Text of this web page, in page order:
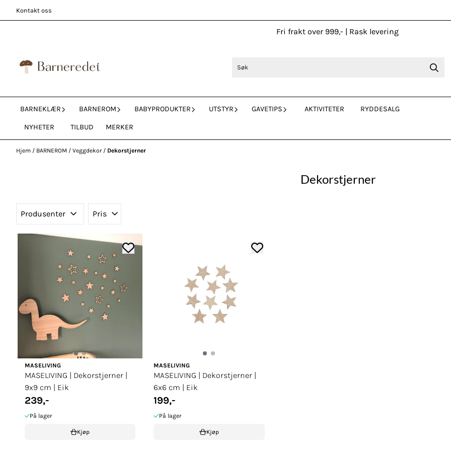
Hopp til innhold
Kontakt oss
Fri frakt over 999,- | Rask levering
BARNEKLÆR BARNEROM BABYPRODUKTER UTSTYR GAVETIPS AKTIVITETER RYDDESALG
NYHETER TILBUD MERKER
Hjem / BARNEROM / Veggdekor / Dekorstjerner
Dekorstjerner
Produsenter Pris
MASELIVING
MASELIVING | Dekorstjerner |
9x9 cm | Eik
239,-
På lager
Kjøp
MASELIVING
MASELIVING | Dekorstjerner |
6x6 cm | Eik
199,-
På lager
Kjøp